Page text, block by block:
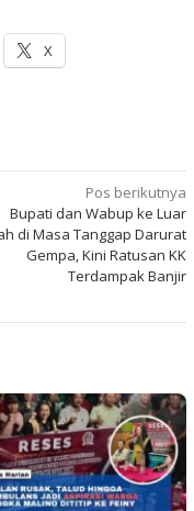
X
Pos berikutnya
Bupati dan Wabup ke Luar
di Masa Tanggap Darurat
Gempa, Kini Ratusan KK
Terdampak Banjir